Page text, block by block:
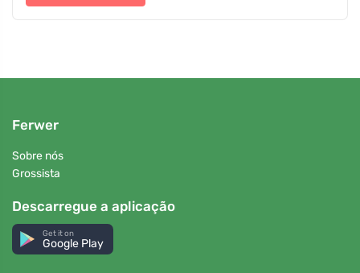
Ferwer
Sobre nós
Grossista
Descarregue a aplicação
Get it on
Google Play